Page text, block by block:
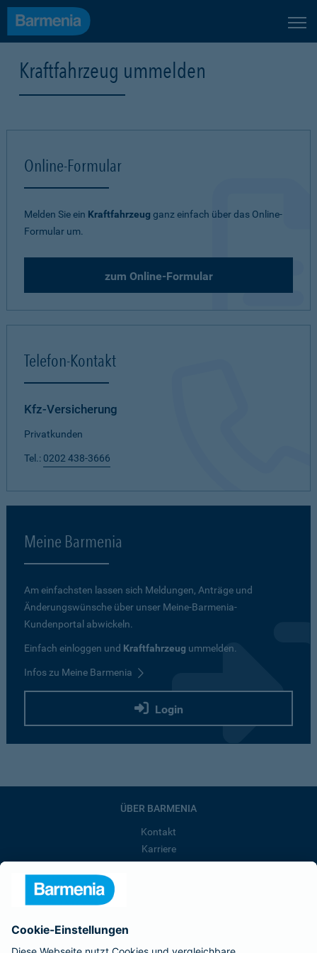
Kraftfahrzeug ummelden
Online-Formular
Melden Sie ein Kraftfahrzeug ganz einfach über das Online-
Formular um.
zum Online-Formular
Telefon-Kontakt
Kfz-Versicherung
Privatkunden
Tel.: 0202 438-3666
Meine Barmenia
Am einfachsten lassen sich Meldungen, Anträge und
Änderungswünsche über unser Meine-Barmenia-
Kundenportal abwickeln.
Einfach einloggen und Kraftfahrzeug ummelden.
Infos zu Meine Barmenia
Login
ÜBER BARMENIA
Kontakt
Karriere
Barmenia ist Teil der BarmeniaGothaer